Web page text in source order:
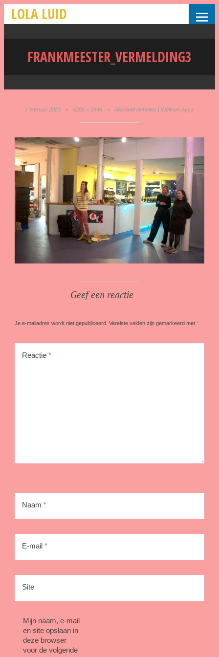
LOLA LUID
FRANKMEESTER_VERMELDING3
1 februari 2023 • 4288 × 2848 • Afscheid Annelies | Welkom Ayça
Geef een reactie
Je e-mailadres wordt niet gepubliceerd. Vereiste velden zijn gemarkeerd met *
Reactie *
Naam *
E-mail *
Site
Mijn naam, e-mail
en site opslaan in
deze browser
voor de volgende